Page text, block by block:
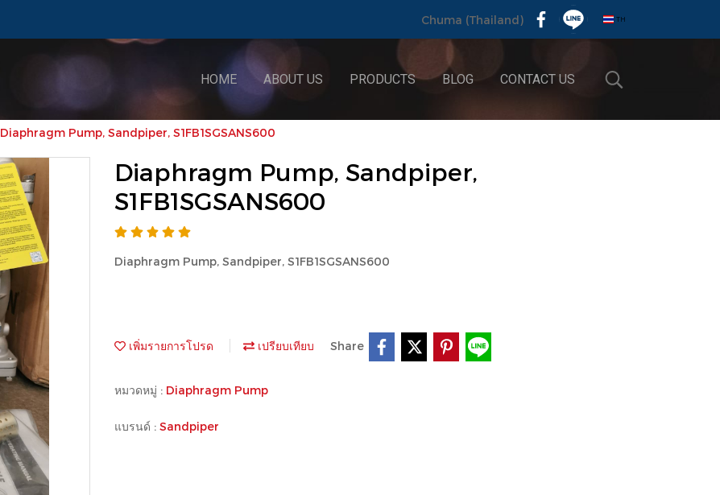
Chuma (Thailand) TH
HOME ABOUT US PRODUCTS BLOG CONTACT US
Diaphragm Pump, Sandpiper, S1FB1SGSANS600
Diaphragm Pump, Sandpiper,
S1FB1SGSANS600
Diaphragm Pump, Sandpiper, S1FB1SGSANS600
เพิ่มรายการโปรด เปรียบเทียบ Share
หมวดหมู่ : Diaphragm Pump
แบรนด์ : Sandpiper